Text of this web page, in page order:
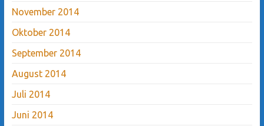
November 2014
Oktober 2014
September 2014
August 2014
Juli 2014
Juni 2014